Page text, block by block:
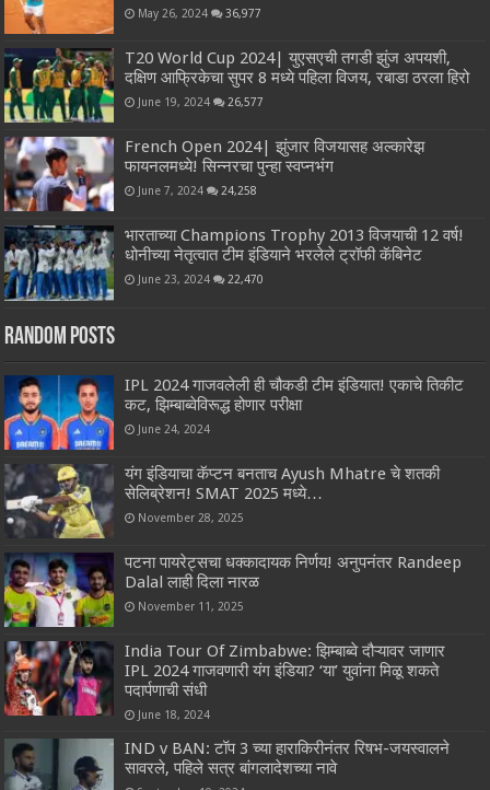
May 26, 2024 36,977
T20 World Cup 2024| युएसएची तगडी झुंज अपयशी,
दक्षिण आफ्रिकेचा सुपर 8 मध्ये पहिला विजय, रबाडा ठरला हिरो
June 19, 2024 26,577
French Open 2024| झुंजार विजयासह अल्कारेझ
फायनलमध्ये! सिन्नरचा पुन्हा स्वप्नभंग
June 7, 2024 24,258
भारताच्या Champions Trophy 2013 विजयाची 12 वर्ष!
धोनीच्या नेतृत्वात टीम इंडियाने भरलेले ट्रॉफी कॅबिनेट
June 23, 2024 22,470
Random Posts
IPL 2024 गाजवलेली ही चौकडी टीम इंडियात! एकाचे तिकीट
कट, झिम्बाब्वेविरूद्ध होणार परीक्षा
June 24, 2024
यंग इंडियाचा कॅप्टन बनताच Ayush Mhatre चे शतकी
सेलिब्रेशन! SMAT 2025 मध्ये…
November 28, 2025
पटना पायरेट्सचा धक्कादायक निर्णय! अनुपनंतर Randeep
Dalal लाही दिला नारळ
November 11, 2025
India Tour Of Zimbabwe: झिम्बाब्वे दौऱ्यावर जाणार
IPL 2024 गाजवणारी यंग इंडिया? ‘या’ युवांना मिळू शकते
पदार्पणाची संधी
June 18, 2024
IND v BAN: टॉप 3 च्या हाराकिरीनंतर रिषभ-जयस्वालने
सावरले, पहिले सत्र बांगलादेशच्या नावे